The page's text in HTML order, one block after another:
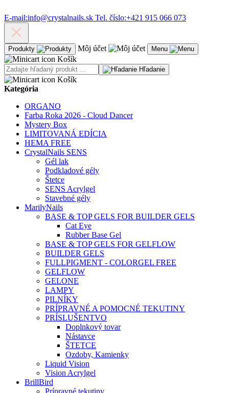
E-mail:info@crystalnails.sk Tel. číslo:+421 915 066 073
Produkty Môj účet Menu
Košík
Hľadanie
Košík
Kategória
ORGANO
Farba Roka 2026 - Cloud Dancer
Mystery Box
LIMITOVANÁ EDÍCIA
HEMA FREE
CrystalNails SENS
Gél lak
Podkladové gély
Štetce
SENS Acrylgel
Stavebné gély
MarilyNails
BASE & TOP GELS FOR BUILDER GELS
Cat Eye
Rubber Base Gel
BASE & TOP GELS FOR GELFLOW
BUILDER GELS
FULLPIGMENT - COLORGEL FREE
GELFLOW
GELONE
LAMPY
PILNÍKY
PRÍPRAVNÉ A POMOCNÉ TEKUTINY
PRÍSLUŠENTVO
Doplnkový tovar
Nástavce
ŠTETCE
Ozdoby, Kamienky
Liquid Vision
Vision Acrylgel
BrillBird
Prípravné tekutiny